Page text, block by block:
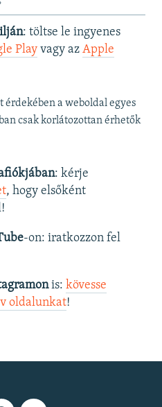
: töltse le ingyenes
Playvagy az Apple
a weboldal egyes
csak korlátozottan érhetők
: kérje
, hogy elsőként
-on: iratkozzon fel
is: kövesse
oldalunkat! ​